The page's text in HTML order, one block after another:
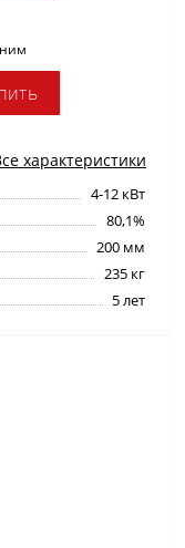
характеристики
4-12 кВт
80,1%
200 мм
235 кг
5 лет